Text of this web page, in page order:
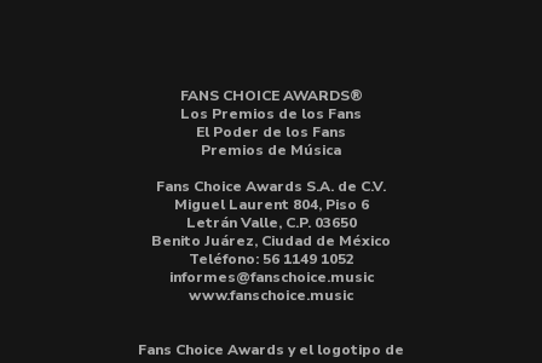
FANS CHOICE AWARDS®
Los Premios de los Fans
El Poder de los Fans
Premios de Música
Fans Choice Awards S.A. de C.V.
Miguel Laurent 804, Piso 6
Letrán Valle, C.P. 03650
Benito Juárez, Ciudad de México
Teléfono: 56 1149 1052
informes@fanschoice.music
www.fanschoice.music
Fans Choice Awards y el logotipo de